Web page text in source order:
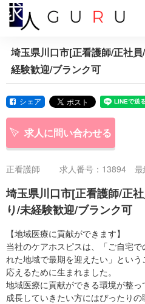
埼玉県川口市[正看護師/正社
経験歓迎/ブランク可
シェア
求人に問い合わせる
正看護師 求人番号：13894 最
埼玉県川口市[正看護師/正
り/未経験歓迎/ブランク可
【地域医療に貢献ができます】
当社のケアホスピスは、「ご自宅
れた地域で最期を迎えたい」とい
応えるために生まれました。
地域医療に貢献ができる環境が整
成長していきたい方にはぴったりの